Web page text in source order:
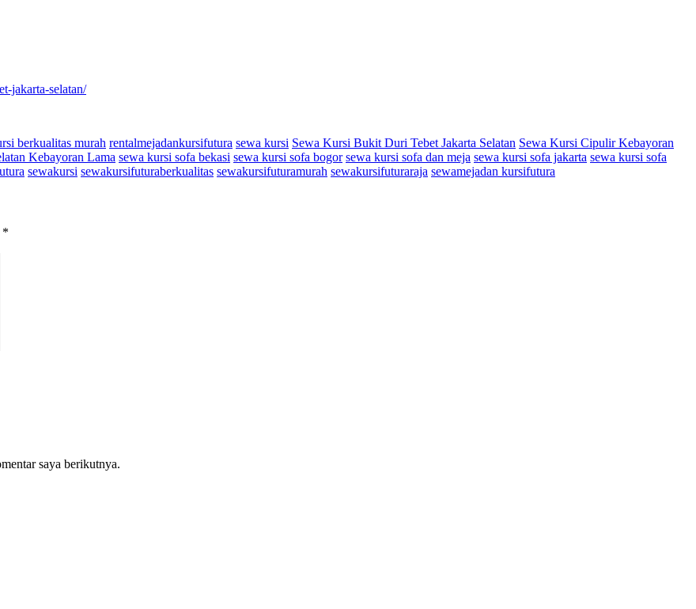
jakarta-selatan/
berkualitas murah rentalmejadankursifutura sewa kursi Sewa Kursi Bukit Duri Tebet Jakarta Selatan Sewa Kursi Cipulir Kebayoran
Kebayoran Lama sewa kursi sofa bekasi sewa kursi sofa bogor sewa kursi sofa dan meja sewa kursi sofa jakarta sewa kursi sofa
sewakursi sewakursifuturaberkualitas sewakursifuturamurah sewakursifuturaraja sewamejadan kursifutura
*
saya berikutnya.